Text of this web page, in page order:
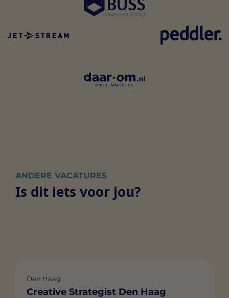
ANDERE VACATURES
Is dit iets voor jou?
Den Haag
Creative Strategist Den Haag